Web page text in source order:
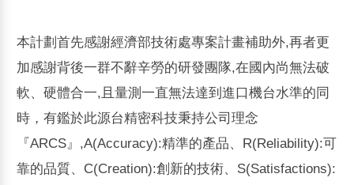
本計劃首先感謝經濟部技術處專案計畫補助外,再者更
加感謝背後一群不辭辛勞的研發團隊,在國內尚無法破
軟、硬體合一,且量測一直無法達到進口機台水準的同
時，有鑑於此源台精密科技秉持公司理念
『ARCS』,A(Accuracy):精準的產品、R(Reliability):可
靠的品質、C(Creation):創新的技術、S(Satisfactions):